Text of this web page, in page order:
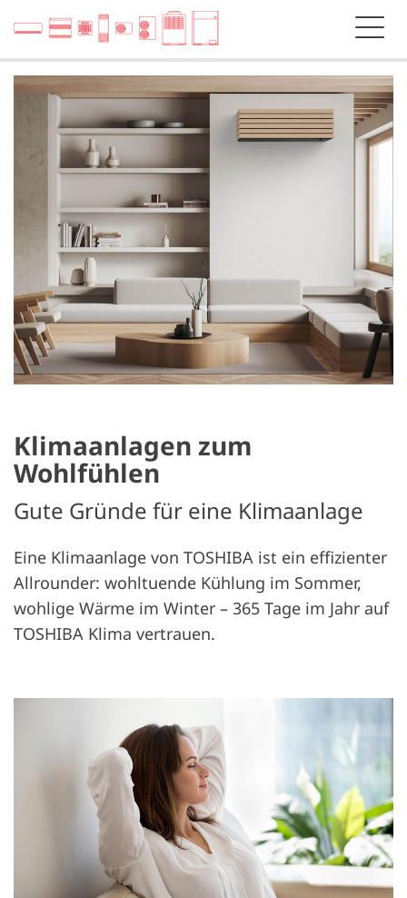
Klimaanlagen zum
Wohlfühlen
Gute Gründe für eine Klimaanlage
Eine Klimaanlage von TOSHIBA ist ein effizienter
Allrounder: wohltuende Kühlung im Sommer,
wohlige Wärme im Winter – 365 Tage im Jahr auf
TOSHIBA Klima vertrauen.